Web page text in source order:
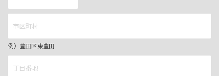
例）豊田区東豊田